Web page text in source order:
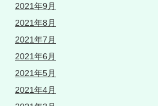
2021年9月
2021年8月
2021年7月
2021年6月
2021年5月
2021年4月